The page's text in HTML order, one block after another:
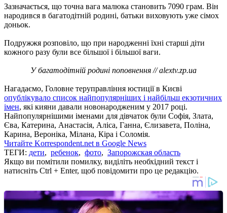
Зазначається, що точна вага малюка становить 7090 грам. Він
народився в багатодітній родині, батьки виховують уже сімох
доньок.
Подружжя розповіло, що при народженні їхні старші діти
кожного разу були все більшої і більшої ваги.
У багатодітній родині поповнення //alextv.zp.ua
Нагадаємо, Головне теруправління юстиції в Києві
опублікувало список найпопулярніших і найбільш екзотичних
імен, які кияни давали новонародженим у 2017 році.
Найпопулярнішими іменами для дівчаток були Софія, Злата,
Єва, Катерина, Анастасія, Аліса, Ганна, Єлизавета, Поліна,
Карина, Вероніка, Мілана, Кіра і Соломія.
Читайте Korrespondent.net в Google News
ТЕГИ: дети, ребенок, фото, Запорожская область
Якщо ви помітили помилку, виділіть необхідний текст і
натисніть Ctrl + Enter, щоб повідомити про це редакцію.